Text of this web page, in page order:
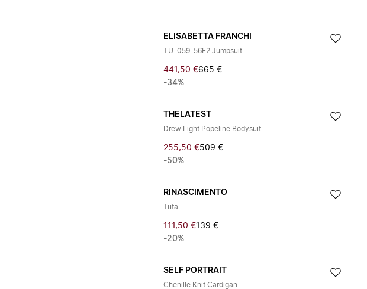
ELISABETTA FRANCHI
TU-059-56E2 Jumpsuit
441,50 €665 €
-34%
THELATEST
Drew Light Popeline Bodysuit
255,50 €509 €
-50%
RINASCIMENTO
Tuta
111,50 €139 €
-20%
SELF PORTRAIT
Chenille Knit Cardigan